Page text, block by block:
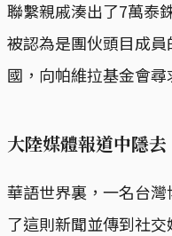
聯繫親戚湊出了7萬泰
被認為是團伙頭目成
國，向帕維拉基金會尋
大陸媒體報道中隱
華語世界裏，一名台
了這則新聞並傳到社